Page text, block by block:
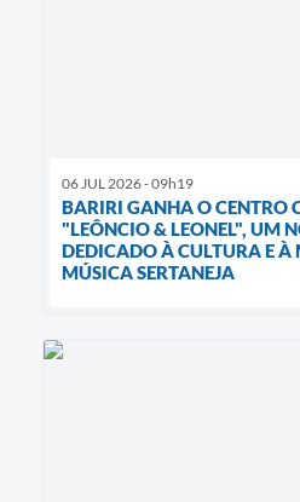
06 JUL 2026 - 09h19
BARIRI GANHA O CENTRO
"LEÔNCIO & LEONEL", UM
DEDICADO À CULTURA E
MÚSICA SERTANEJA